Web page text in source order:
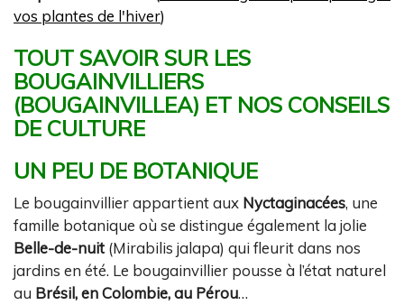
vos plantes de l'hiver)
TOUT SAVOIR SUR LES
BOUGAINVILLIERS
(BOUGAINVILLEA) ET NOS CONSEILS
DE CULTURE
UN PEU DE BOTANIQUE
Le bougainvillier appartient aux Nyctaginacées, une
famille botanique où se distingue également la jolie
Belle-de-nuit (Mirabilis jalapa) qui fleurit dans nos
jardins en été. Le bougainvillier pousse à l’état naturel
au Brésil, en Colombie, au Pérou…